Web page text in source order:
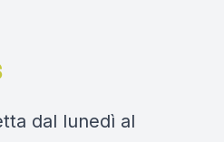
dal lunedì al